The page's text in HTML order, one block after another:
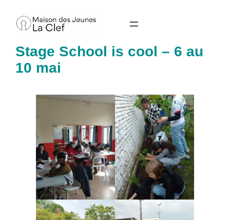
Stage School is cool – 6 au
10 mai